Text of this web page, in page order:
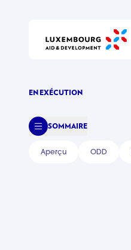
EN EXÉCUTION
SOMMAIRE
Aperçu ODD